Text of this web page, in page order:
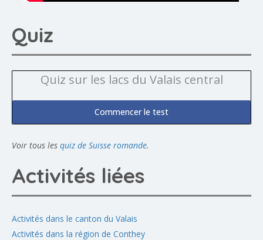
Quiz
Quiz sur les lacs du Valais central
Commencer le test
Voir tous les quiz de Suisse romande.
Activités liées
Activités dans le canton du Valais
Activités dans la région de Conthey